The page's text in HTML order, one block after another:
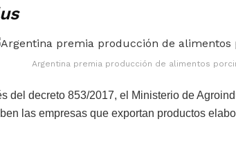
Argentina premia producción de alimentos
del decreto 853/2017, el Ministerio de
las empresas que exportan productos